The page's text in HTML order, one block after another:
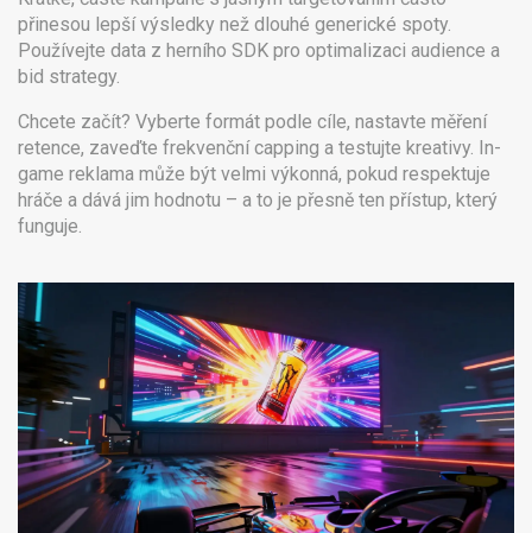
přinesou lepší výsledky než dlouhé generické spoty.
Používejte data z herního SDK pro optimalizaci audience a
bid strategy.
Chcete začít? Vyberte formát podle cíle, nastavte měření
retence, zaveďte frekvenční capping a testujte kreativy. In-
game reklama může být velmi výkonná, pokud respektuje
hráče a dává jim hodnotu – a to je přesně ten přístup, který
funguje.